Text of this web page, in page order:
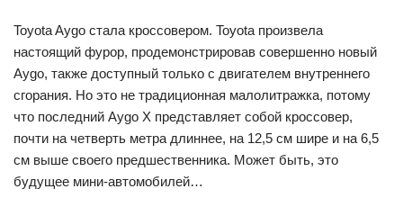
Toyota Aygo стала кроссовером. Toyota произвела
настоящий фурор, продемонстрировав совершенно новый
Aygo, также доступный только с двигателем внутреннего
сгорания. Но это не традиционная малолитражка, потому
что последний Aygo X представляет собой кроссовер,
почти на четверть метра длиннее, на 12,5 см шире и на 6,5
см выше своего предшественника. Может быть, это
будущее мини-автомобилей…